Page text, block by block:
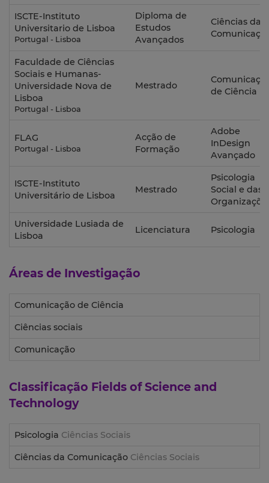
ISCTE-Instituto
Universitario de Lisboa
Portugal - Lisboa
Diploma de
Estudos
Avançados
Ciências da
Faculdade de Ciências
Sociais e Humanas-
Universidade Nova de
Lisboa
Portugal - Lisboa
Mestrado
de Ciência
FLAG
Portugal - Lisboa
Acção de
Formação
Adobe
InDesign
Avançado
ISCTE-Instituto
Universitário de Lisboa
Mestrado
Psicologia
Social e das
Universidade Lusiada de
Lisboa
Licenciatura Psicologia
Áreas de Investigação
Comunicação de Ciência
Ciências sociais
Comunicação
Classificação Fields of Science and
Technology
Psicologia Ciências Sociais
Ciências da Comunicação Ciências Sociais